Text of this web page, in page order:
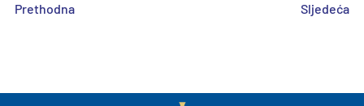
Prethodna Sljedeća